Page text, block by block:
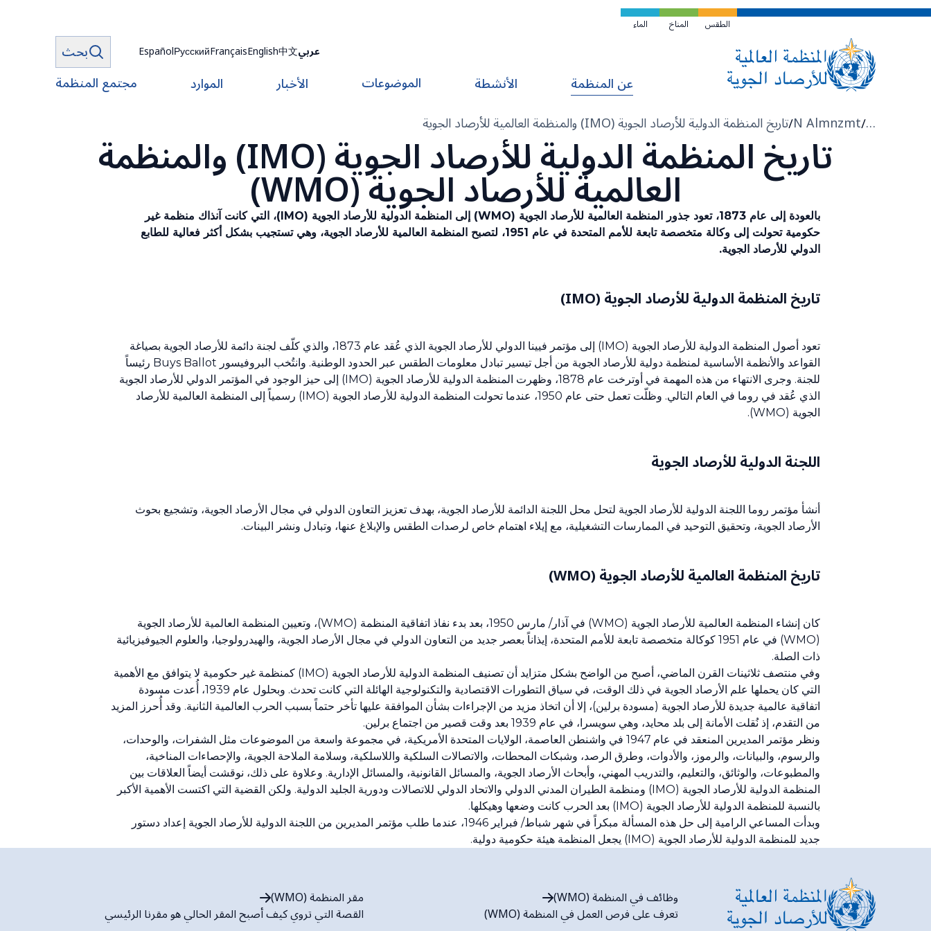
تخطي
الطقس المناخ الماء
عربي中文
English
Français
Русский
Español
بحث
عن المنظمة
الأنشطة الموضوعات الأخبار الموارد مجتمع المنظمة
مسار
التنقل
…
N Almnzmt تاريخ المنظمة الدولية للأرصاد الجوية (IMO) والمنظمة العالمية للأرصاد الجوية تاريخ المنظمة الدولية للأرصاد الجوية (IMO) والمنظمة العالمية للأرصاد الجوية (WMO)
بالعودة إلى عام 1873، تعود جذور المنظمة العالمية للأرصاد الجوية (WMO) إلى المنظمة الدولية للأرصاد الجوية (IMO)، التي كانت آنذاك منظمة غير
حكومية تحولت إلى وكالة متخصصة تابعة للأمم المتحدة في عام 1951، لتصبح المنظمة العالمية للأرصاد الجوية، وهي تستجيب بشكل أكثر فعالية للطابع
الدولي للأرصاد الجوية.
تاريخ المنظمة الدولية للأرصاد الجوية (IMO)
تعود أصول المنظمة الدولية للأرصاد الجوية (IMO) إلى مؤتمر فيينا الدولي للأرصاد الجوية الذي عُقد عام 1873، والذي كلّف لجنة دائمة للأرصاد الجوية بصياغة
القواعد والأنظمة الأساسية لمنظمة دولية للأرصاد الجوية من أجل تيسير تبادل معلومات الطقس عبر الحدود الوطنية. وانتُخب البروفيسور Buys Ballot رئيساً
للجنة. وجرى الانتهاء من هذه المهمة في أوترخت عام 1878، وظهرت المنظمة الدولية للأرصاد الجوية (IMO) إلى حيز الوجود في المؤتمر الدولي للأرصاد الجوية
الذي عُقد في روما في العام التالي. وظلّت تعمل حتى عام 1950، عندما تحولت المنظمة الدولية للأرصاد الجوية (IMO) رسمياً إلى المنظمة العالمية للأرصاد
الجوية (WMO).
اللجنة الدولية للأرصاد الجوية
أنشأ مؤتمر روما اللجنة الدولية للأرصاد الجوية لتحل محل اللجنة الدائمة للأرصاد الجوية، بهدف تعزيز التعاون الدولي في مجال الأرصاد الجوية، وتشجيع بحوث
الأرصاد الجوية، وتحقيق التوحيد في الممارسات التشغيلية، مع إيلاء اهتمام خاص لرصدات الطقس والإبلاغ عنها، وتبادل ونشر البينات.
تاريخ المنظمة العالمية للأرصاد الجوية (WMO)
كان إنشاء المنظمة العالمية للأرصاد الجوية (WMO) في آذار/ مارس 1950، بعد بدء نفاذ اتفاقية المنظمة (WMO)، وتعيين المنظمة العالمية للأرصاد الجوية
(WMO) في عام 1951 كوكالة متخصصة تابعة للأمم المتحدة، إيذاناً بعصر جديد من التعاون الدولي في مجال الأرصاد الجوية، والهيدرولوجيا، والعلوم الجيوفيزيائية
ذات الصلة.
وفي منتصف ثلاثينات القرن الماضي، أصبح من الواضح بشكل متزايد أن تصنيف المنظمة الدولية للأرصاد الجوية (IMO) كمنظمة غير حكومية لا يتوافق مع الأهمية
التي كان يحملها علم الأرصاد الجوية في ذلك الوقت، في سياق التطورات الاقتصادية والتكنولوجية الهائلة التي كانت تحدث. وبحلول عام 1939، أُعدت مسودة
اتفاقية عالمية جديدة للأرصاد الجوية (مسودة برلين)، إلا أن اتخاذ مزيد من الإجراءات بشأن الموافقة عليها تأخر حتماً بسبب الحرب العالمية الثانية. وقد أُحرز المزيد
من التقدم، إذ نُقلت الأمانة إلى بلد محايد، وهي سويسرا، في عام 1939 بعد وقت قصير من اجتماع برلين.
ونظر مؤتمر المديرين المنعقد في عام 1947 في واشنطن العاصمة، الولايات المتحدة الأمريكية، في مجموعة واسعة من الموضوعات مثل الشفرات، والوحدات،
والرسوم، والبيانات، والرموز، والأدوات، وطرق الرصد، وشبكات المحطات، والاتصالات السلكية واللاسلكية، وسلامة الملاحة الجوية، والإحصاءات المناخية،
والمطبوعات، والوثائق، والتعليم، والتدريب المهني، وأبحاث الأرصاد الجوية، والمسائل القانونية، والمسائل الإدارية. وعلاوة على ذلك، نوقشت أيضاً العلاقات بين
المنظمة الدولية للأرصاد الجوية (IMO) ومنظمة الطيران المدني الدولي والاتحاد الدولي للاتصالات ودورية الجليد الدولية. ولكن القضية التي اكتست الأهمية الأكبر
بالنسبة للمنظمة الدولية للأرصاد الجوية (IMO) بعد الحرب كانت وضعها وهيكلها.
وبدأت المساعي الرامية إلى حل هذه المسألة مبكراً في شهر شباط/ فبراير 1946، عندما طلب مؤتمر المديرين من اللجنة الدولية للأرصاد الجوية إعداد دستور
جديد للمنظمة الدولية للأرصاد الجوية (IMO) يجعل المنظمة هيئة حكومية دولية.
وظائف في المنظمة (WMO)
تعرف على فرص العمل في المنظمة (WMO)
مقر المنظمة (WMO)
القصة التي تروي كيف أصبح المقر الحالي هو مقرنا الرئيسي